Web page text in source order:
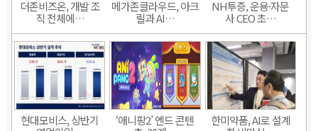
더존비즈온, 개발 조
직 전체에…
메가존클라우드, 아크
릴과 AI…
NH투증, 운용·자문
사 CEO 초…
현대모비스, 상반기
‘애니팡2’ 엔드 콘텐
한미약품, AI로 설계